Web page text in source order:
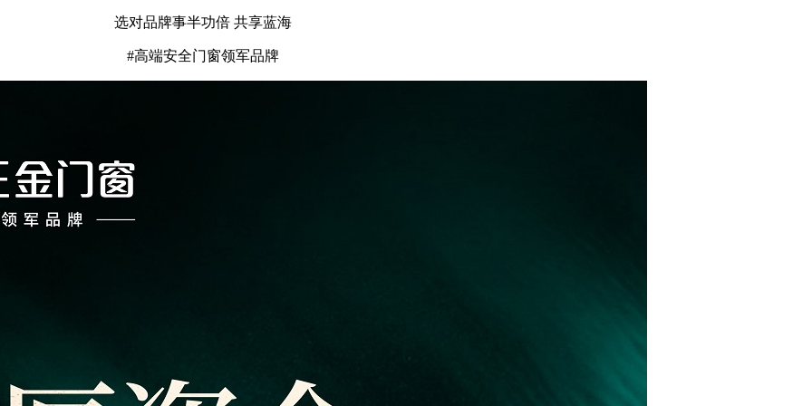
选对品牌事半功倍 共享蓝海
#高端安全门窗领军品牌